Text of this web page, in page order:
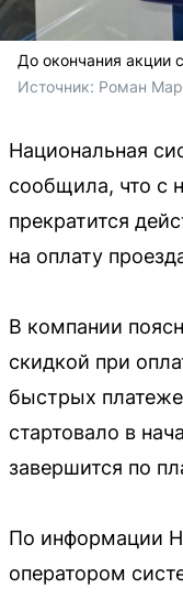
До окончания акции
Источник: Роман
Национальная
сообщила, что с
прекратится
на оплату
В компании
скидкой при
быстрых
стартовало в
завершится по
По информации
оператором